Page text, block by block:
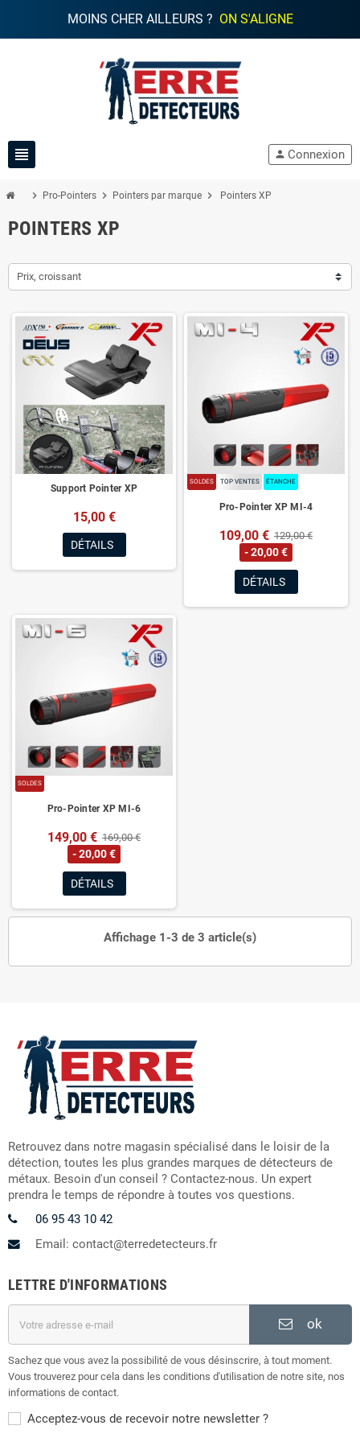
MOINS CHER AILLEURS ? ON S'ALIGNE
view_headline person Connexion
chevron_right Pro-Pointers chevron_right Pointers par marque chevron_right Pointers XP
POINTERS XP
Prix, croissant
Support Pointer XP
15,00 €
DÉTAILS
SOLDES TOP VENTES ÉTANCHE
Pro-Pointer XP MI-4
109,00 € 129,00 €
- 20,00 €
DÉTAILS
SOLDES
Pro-Pointer XP MI-6
149,00 € 169,00 €
- 20,00 €
DÉTAILS
Affichage 1-3 de 3 article(s)
Retrouvez dans notre magasin spécialisé dans le loisir de la
détection, toutes les plus grandes marques de détecteurs de
métaux. Besoin d'un conseil ? Contactez-nous. Un expert
prendra le temps de répondre à toutes vos questions.
06 95 43 10 42
Email: contact@terredetecteurs.fr
LETTRE D'INFORMATIONS
ok
Sachez que vous avez la possibilité de vous désinscrire, à tout moment.
Vous trouverez pour cela dans les conditions d'utilisation de notre site, nos
informations de contact.
Acceptez-vous de recevoir notre newsletter ?